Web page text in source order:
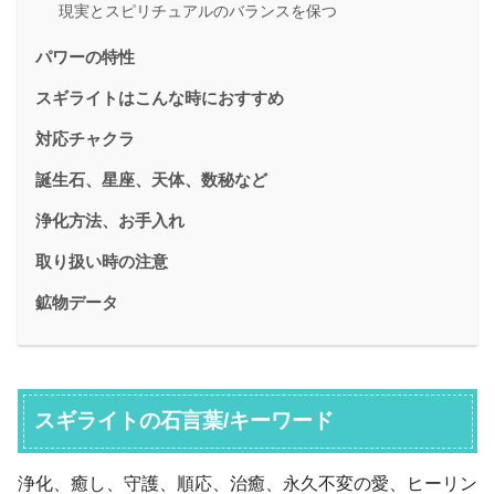
現実とスピリチュアルのバランスを保つ
パワーの特性
スギライトはこんな時におすすめ
対応チャクラ
誕生石、星座、天体、数秘など
浄化方法、お手入れ
取り扱い時の注意
鉱物データ
スギライトの石言葉/キーワード
浄化、癒し、守護、順応、治癒、永久不変の愛、ヒーリン